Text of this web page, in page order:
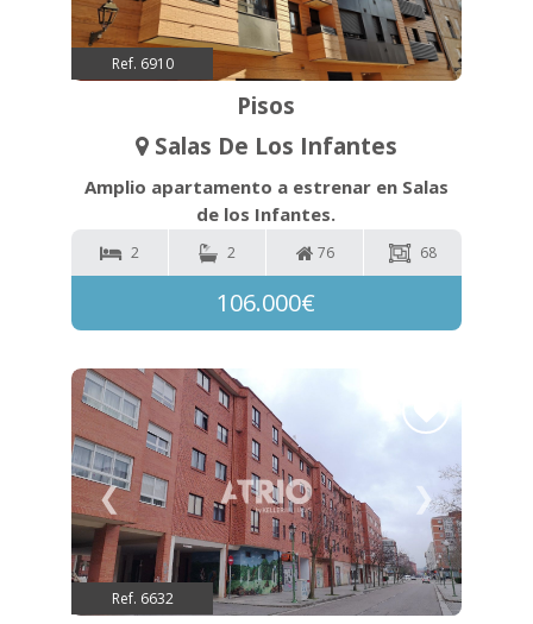
Ref. 6910
Pisos
Salas De Los Infantes
Amplio apartamento a estrenar en Salas
de los Infantes.
2 2 76 68
106.000€
❮ ❯
Ref. 6632